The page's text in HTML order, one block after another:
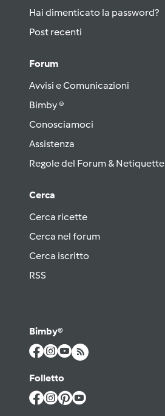
Hai dimenticato la password?
Post recenti
Forum
Avvisi e Comunicazioni
Bimby ®
Conosciamoci
Assistenza
Regole del Forum & Netiquette
Cerca
Cerca ricette
Cerca nel forum
Cerca iscritto
RSS
Bimby®
Folletto